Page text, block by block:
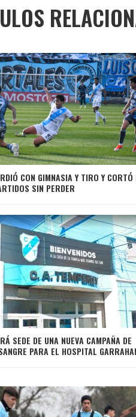
CON GIMNASIA Y TIRO Y CORTÓ
SIN PERDER
SEDE DE UNA NUEVA CAMPAÑA DE
PARA EL HOSPITAL